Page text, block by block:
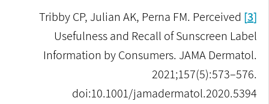
[3]
Tribby CP, Julian AK, Perna FM. Perceived
Usefulness and Recall of Sunscreen Label
Information by Consumers. JAMA Dermatol.
2021;157(5):573–576.
doi:10.1001/jamadermatol.2020.5394